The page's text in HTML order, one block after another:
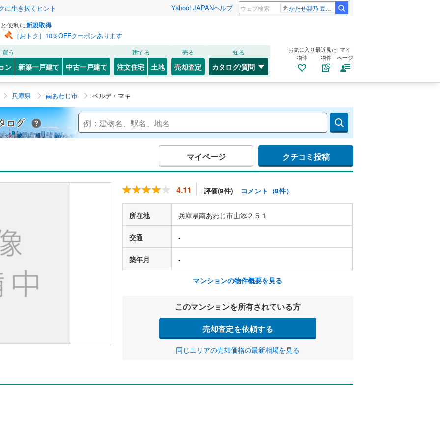
生き抜くヒント Yahoo! JAPANヘルプ かたせ梨乃 豆原一成
便利に新規取得
［おトク］10％OFFクーポンあります
買う
ン 新築一戸建て 中古一戸建て
建てる
注文住宅 土地
売る
売却査定
知る
カタログ/質問
お気に入り
物件
最近見た
物件
マイ
ページ
兵庫県 南あわじ市 ベルデ・マキ
Yahoo!不動産 マンションカタログ
マイページ クチコミ投稿
4.11 評価(9件) コメント（8件）
所在地 兵庫県南あわじ市山添２５１
交通 -
築年月 -
マンションの物件概要を見る
このマンションを所有されている方
売却査定を依頼する
同じエリアの売却価格の最新相場を見る